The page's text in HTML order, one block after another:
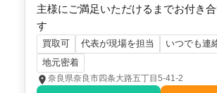
主様にご満足いただけるまでお付き
す
買取可 代表が現場を担当
いつでも連
地元密着
奈良県奈良市四条大路五丁目5-41-2